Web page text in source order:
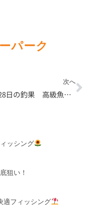
パーク
次へ
5月28日の釣果 高級魚『マハタ』放流スタート。キビナゴを武器に攻略せよ！
ッシング
狙い！
適フィッシング